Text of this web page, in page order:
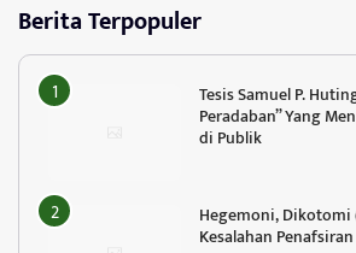
Berita Terpopuler
Tesis Samuel P.
Peradaban” Yang
di Publik
Hegemoni, Dikotomi
Kesalahan